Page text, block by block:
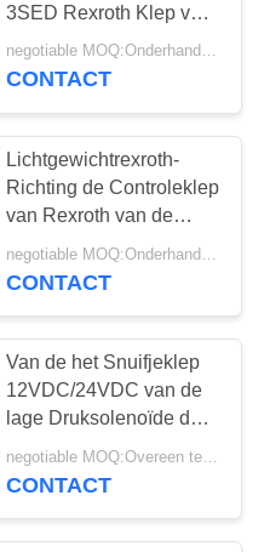
3SED Rexroth Klep van
Seat Richting met
Solenoïdeaandrijving
negotiable MOQ:Onderhandeling
CONTACT
Lichtgewichtrexroth-
Richting de Controleklep
van Rexroth van de
Solenoïdeklep
CONTACT
Van de het Snuifjeklep
12VDC/24VDC van de
lage Druksolenoïde de
Buisgrootte 6mm*8mm
voor Materiaal
negotiable MOQ:Overeen te komen
CONTACT